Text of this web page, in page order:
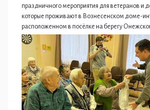
праздничного мероприятия для ветеранов и
которые проживают в Вознесенском доме-
расположенном в посёлке на берегу